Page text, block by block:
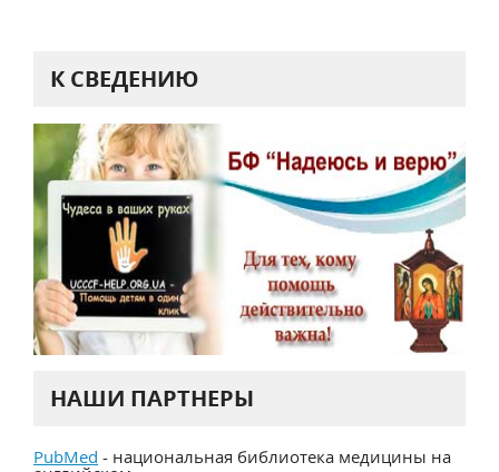
К СВЕДЕНИЮ
НАШИ ПАРТНЕРЫ
PubMed - национальная библиотека медицины на